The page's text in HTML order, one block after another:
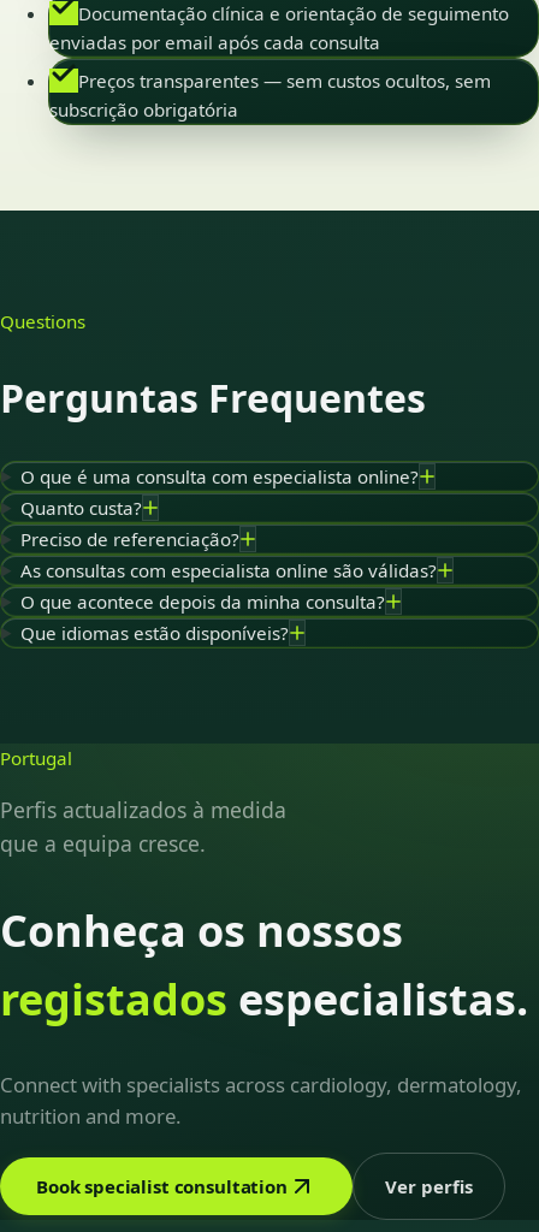
Documentação clínica e orientação de seguimento
enviadas por email após cada consulta
Preços transparentes — sem custos ocultos, sem
subscrição obrigatória
Questions
Perguntas Frequentes
O que é uma consulta com especialista online?
Quanto custa?
Preciso de referenciação?
As consultas com especialista online são válidas?
O que acontece depois da minha consulta?
Que idiomas estão disponíveis?
Portugal
Perfis actualizados à medida
que a equipa cresce.
Conheça os nossos
registados especialistas.
Connect with specialists across cardiology, dermatology,
nutrition and more.
Book specialist consultation Ver perfis